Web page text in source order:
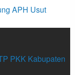
APH Usut
PKK Kabupaten